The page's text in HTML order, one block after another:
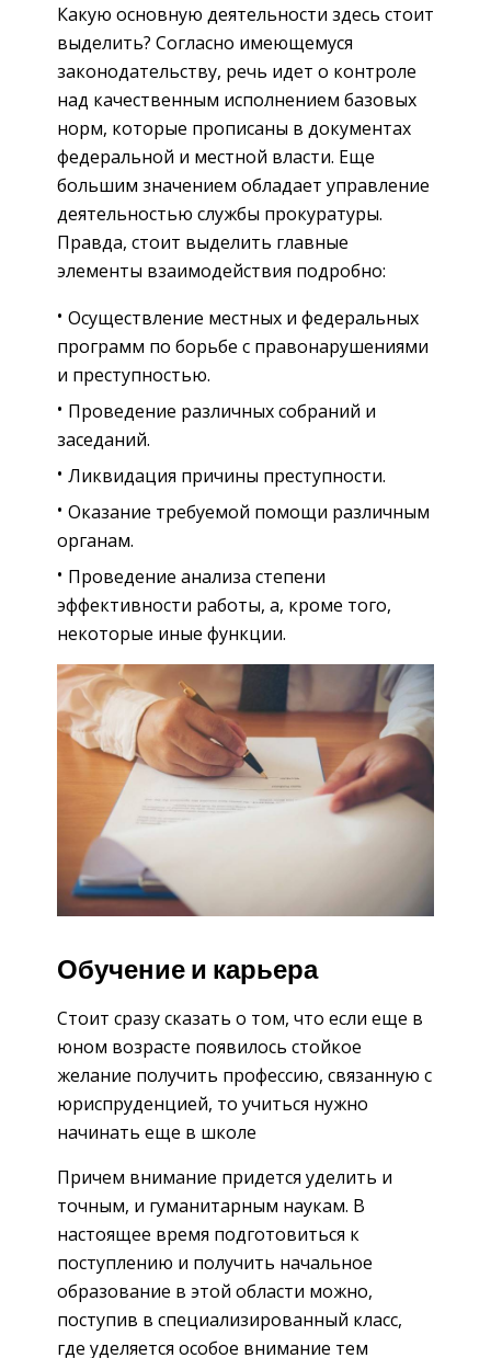
Какую основную деятельности здесь стоит
выделить? Согласно имеющемуся
законодательству, речь идет о контроле
над качественным исполнением базовых
норм, которые прописаны в документах
федеральной и местной власти. Еще
большим значением обладает управление
деятельностью службы прокуратуры.
Правда, стоит выделить главные
элементы взаимодействия подробно:
Осуществление местных и федеральных
программ по борьбе с правонарушениями
и преступностью.
Проведение различных собраний и
заседаний.
Ликвидация причины преступности.
Оказание требуемой помощи различным
органам.
Проведение анализа степени
эффективности работы, а, кроме того,
некоторые иные функции.
Обучение и карьера
Стоит сразу сказать о том, что если еще в
юном возрасте появилось стойкое
желание получить профессию, связанную с
юриспруденцией, то учиться нужно
начинать еще в школе
Причем внимание придется уделить и
точным, и гуманитарным наукам. В
настоящее время подготовиться к
поступлению и получить начальное
образование в этой области можно,
поступив в специализированный класс,
где уделяется особое внимание тем